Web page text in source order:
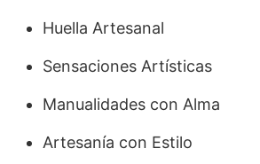
Huella Artesanal
Sensaciones Artísticas
Manualidades con Alma
Artesanía con Estilo